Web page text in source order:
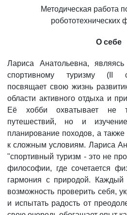
Методическая работа
робототехнических
О себе
Лариса Анатольевна,
спортивному туризму (II
посвящает свою жизнь
области активного отдыха и
Её хобби охватывает не
путешествий, но и
планирование походов, а также
к сложным условиям. Лариса
"спортивный туризм - это не
философии, где сочетается
гармония с природой.
возможность проверить себя,
и испытать радость от